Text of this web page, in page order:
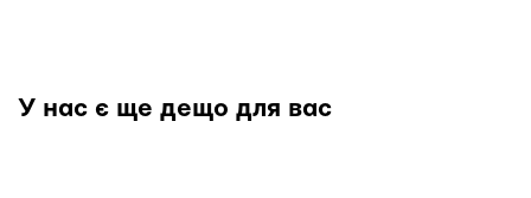
У нас є ще дещо для вас